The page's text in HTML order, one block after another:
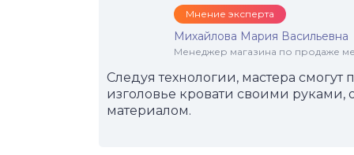
Мнение эксперта
Михайлова Мария Васильевна
Менеджер магазина по продаже
Следуя технологии, мастера
изголовье кровати своими
материалом.